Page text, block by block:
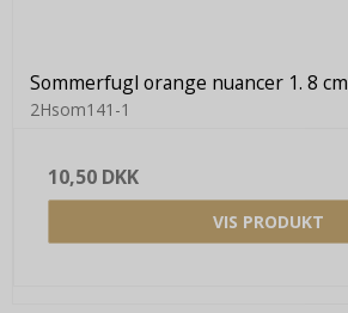
Sommerfugl orange nuancer 1. 8 cm
2Hsom141-1
10,50 DKK
VIS PRODUKT